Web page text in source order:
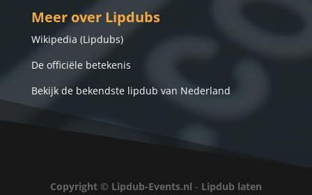
Meer over Lipdubs
Wikipedia (Lipdubs)
De officiële betekenis
Bekijk de bekendste lipdub van Nederland
Copyright © Lipdub-Events.nl - Lipdub laten